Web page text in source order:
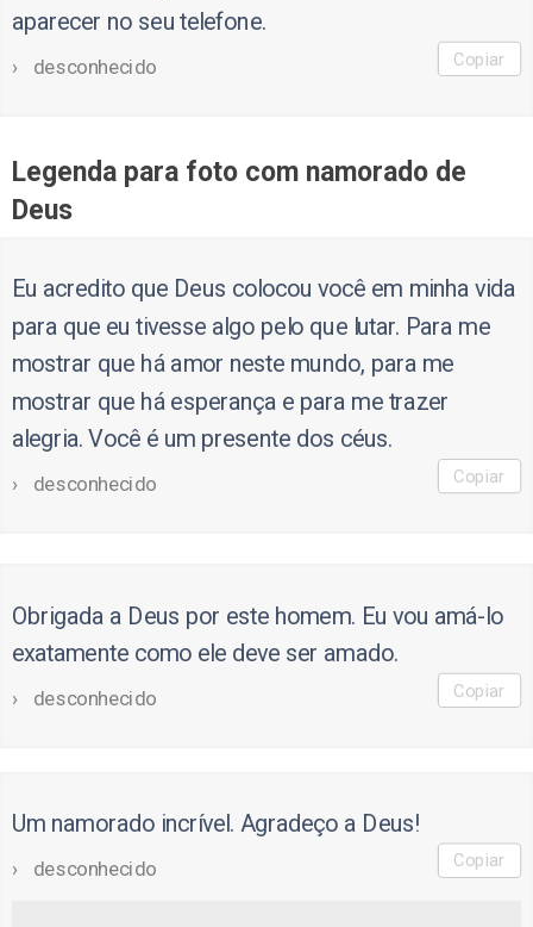
aparecer no seu telefone.
desconhecido Copiar
Legenda para foto com namorado de
Deus
Eu acredito que Deus colocou você em minha vida
para que eu tivesse algo pelo que lutar. Para me
mostrar que há amor neste mundo, para me
mostrar que há esperança e para me trazer
alegria. Você é um presente dos céus.
desconhecido Copiar
Obrigada a Deus por este homem. Eu vou amá-lo
exatamente como ele deve ser amado.
desconhecido Copiar
Um namorado incrível. Agradeço a Deus!
desconhecido Copiar